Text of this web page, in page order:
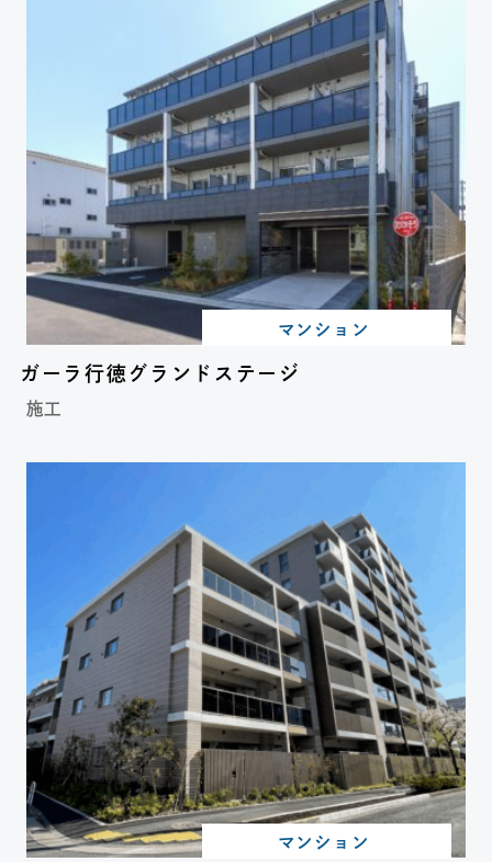
マンション
ガーラ行徳グランドステージ
施工
マンション